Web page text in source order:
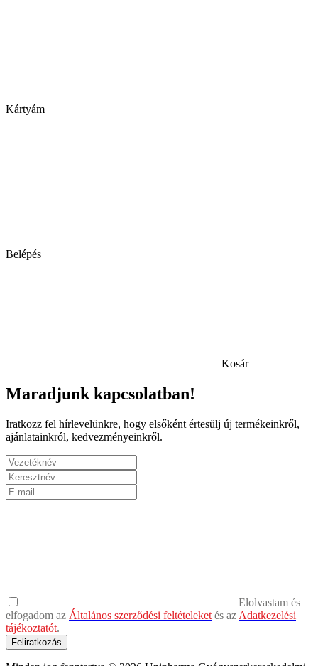
Kártyám
Belépés
Kosár
Maradjunk kapcsolatban!
Iratkozz fel hírlevelünkre, hogy elsőként értesülj új termékeinkről,
ajánlatainkról, kedvezményeinkről.
Elolvastam és
elfogadom az Általános szerződési feltételeket és az Adatkezelési
tájékoztatót.
Feliratkozás